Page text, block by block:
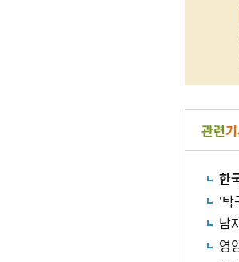
관련
한
‘
남
영